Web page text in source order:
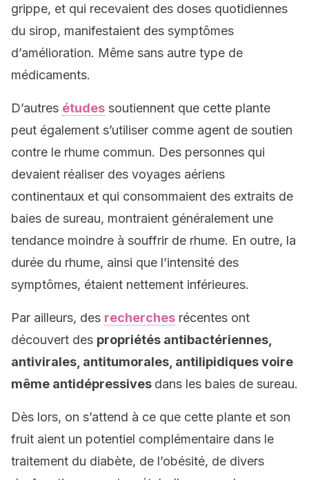
grippe, et qui recevaient des doses quotidiennes
du sirop, manifestaient des symptômes
d’amélioration. Même sans autre type de
médicaments.
D’autres études soutiennent que cette plante
peut également s’utiliser comme agent de soutien
contre le rhume commun. Des personnes qui
devaient réaliser des voyages aériens
continentaux et qui consommaient des extraits de
baies de sureau, montraient généralement une
tendance moindre à souffrir de rhume. En outre, la
durée du rhume, ainsi que l’intensité des
symptômes, étaient nettement inférieures.
Par ailleurs, des recherches récentes ont
découvert des propriétés antibactériennes,
antivirales, antitumorales, antilipidiques voire
même antidépressives dans les baies de sureau.
Dès lors, on s’attend à ce que cette plante et son
fruit aient un potentiel complémentaire dans le
traitement du diabète, de l’obésité, de divers